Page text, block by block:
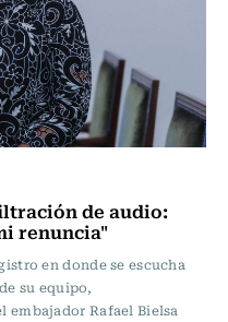
de audio:
renuncia"
en donde se escucha
su equipo,
embajador Rafael Bielsa